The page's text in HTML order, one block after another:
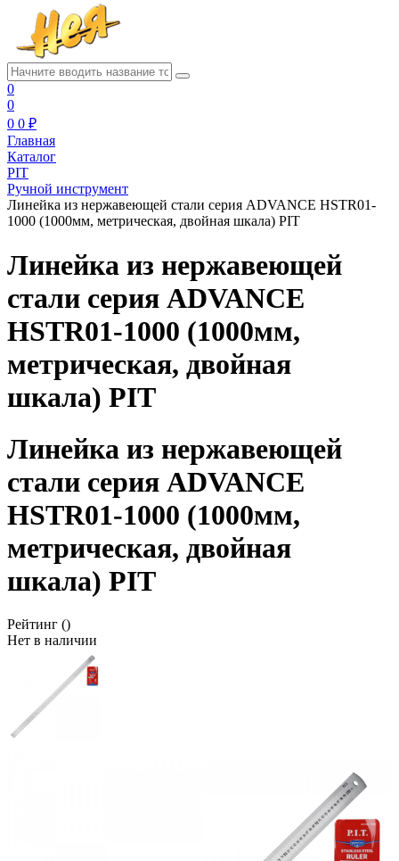
0
0
0 0 ₽
Главная
Каталог
PIT
Ручной инструмент
Линейка из нержавеющей стали cерия ADVANCE HSTR01-
1000 (1000мм, метрическая, двойная шкала) PIT
Линейка из нержавеющей
стали cерия ADVANCE
HSTR01-1000 (1000мм,
метрическая, двойная
шкала) PIT
Линейка из нержавеющей
стали cерия ADVANCE
HSTR01-1000 (1000мм,
метрическая, двойная
шкала) PIT
Рейтинг ()
Нет в наличии